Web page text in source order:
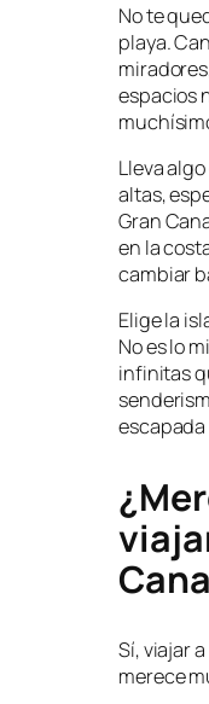
No te
playa.
espacios
Lleva
altas,
Gran
en la
cambiar
Elige la
No es lo
infinitas
Sí, viajar
merece